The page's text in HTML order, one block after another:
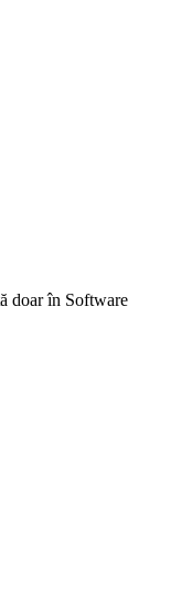
doar în Software